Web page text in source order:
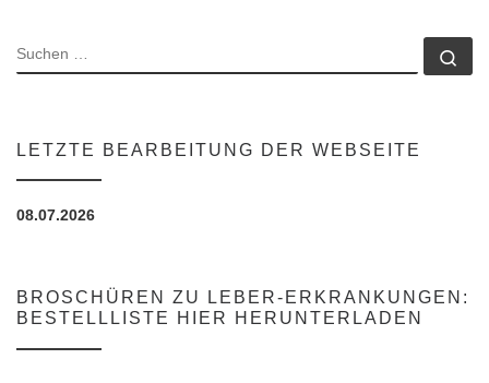
SUCHE
LETZTE BEARBEITUNG DER WEBSEITE
08.07.2026
BROSCHÜREN ZU LEBER-ERKRANKUNGEN:
BESTELLLISTE HIER HERUNTERLADEN